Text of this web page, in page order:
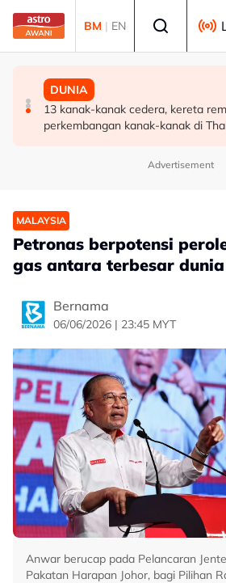
Skip to main content
BM | EN
BISNES
Malaysia perlu perkukuh ekosistem
syarikat tempatan berkembang --
POLITIK
'Pas perlu fikir lebih mendalam jika
calon 'poster boy' PRU16' - Aktivis
DUNIA
13 kanak-kanak cedera, kereta
perkembangan kanak-kanak di
Advertisement
MALAYSIA
Petronas berpotensi
gas antara terbesar
Bernama
06/06/2026 | 23:45 MYT
Anwar berucap pada Pelancaran
Pakatan Harapan Johor, bagi Pilihan